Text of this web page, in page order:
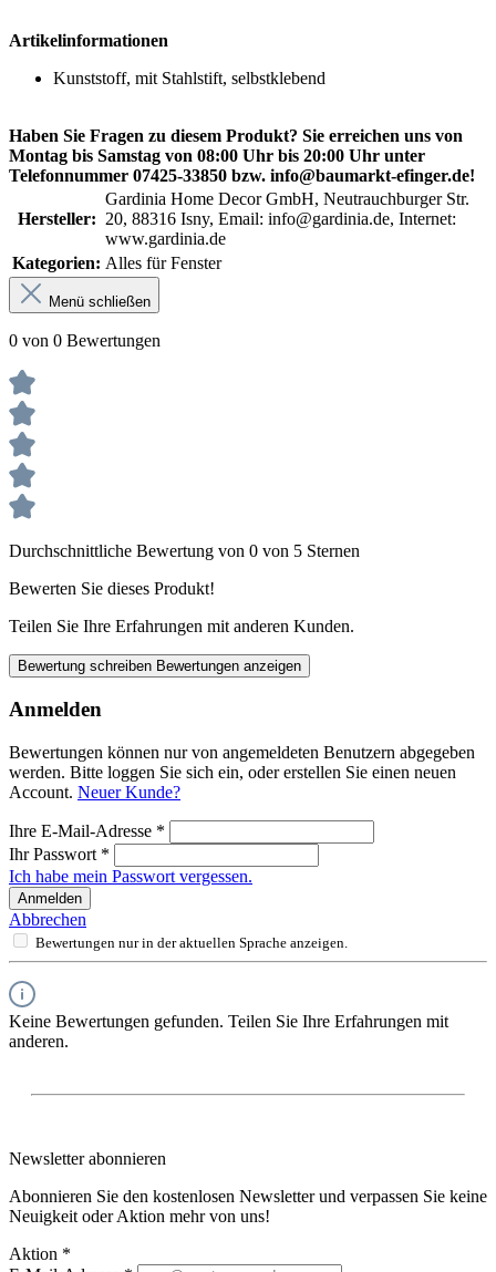
Artikelinformationen
Kunststoff, mit Stahlstift, selbstklebend
Haben Sie Fragen zu diesem Produkt? Sie erreichen uns von
Montag bis Samstag von 08:00 Uhr bis 20:00 Uhr unter
Telefonnummer 07425-33850 bzw. info@baumarkt-efinger.de!
Hersteller:
Gardinia Home Decor GmbH, Neutrauchburger Str.
20, 88316 Isny, Email: info@gardinia.de, Internet:
www.gardinia.de
Kategorien: Alles für Fenster
Menü schließen
0 von 0 Bewertungen
Durchschnittliche Bewertung von 0 von 5 Sternen
Bewerten Sie dieses Produkt!
Teilen Sie Ihre Erfahrungen mit anderen Kunden.
Bewertung schreiben Bewertungen anzeigen
Anmelden
Bewertungen können nur von angemeldeten Benutzern abgegeben
werden. Bitte loggen Sie sich ein, oder erstellen Sie einen neuen
Account. Neuer Kunde?
Ihre E-Mail-Adresse *
Ihr Passwort *
Ich habe mein Passwort vergessen.
Anmelden
Abbrechen
Bewertungen nur in der aktuellen Sprache anzeigen.
Keine Bewertungen gefunden. Teilen Sie Ihre Erfahrungen mit
anderen.
Newsletter abonnieren
Abonnieren Sie den kostenlosen Newsletter und verpassen Sie keine
Neuigkeit oder Aktion mehr von uns!
Aktion *